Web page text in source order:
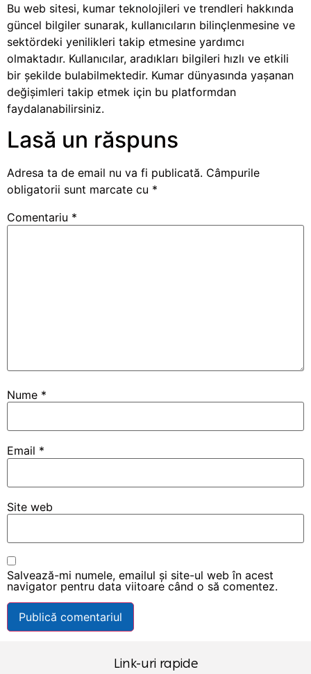
Bu web sitesi, kumar teknolojileri ve trendleri hakkında
güncel bilgiler sunarak, kullanıcıların bilinçlenmesine ve
sektördeki yenilikleri takip etmesine yardımcı
olmaktadır. Kullanıcılar, aradıkları bilgileri hızlı ve etkili
bir şekilde bulabilmektedir. Kumar dünyasında yaşanan
değişimleri takip etmek için bu platformdan
faydalanabilirsiniz.
Lasă un răspuns
Adresa ta de email nu va fi publicată. Câmpurile
obligatorii sunt marcate cu *
Comentariu *
Nume *
Email *
Site web
Salvează-mi numele, emailul și site-ul web în acest
navigator pentru data viitoare când o să comentez.
Link-uri rapide